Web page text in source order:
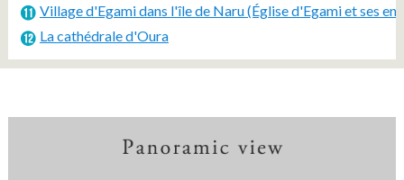
Village d'Egami dans l'île de Naru (Église d'Egami et ses
La cathédrale d'Oura